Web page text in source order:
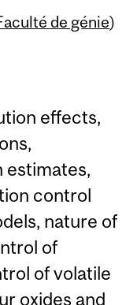
de génie)
effects,
estimates,
control
nature of
of
of volatile
oxides and